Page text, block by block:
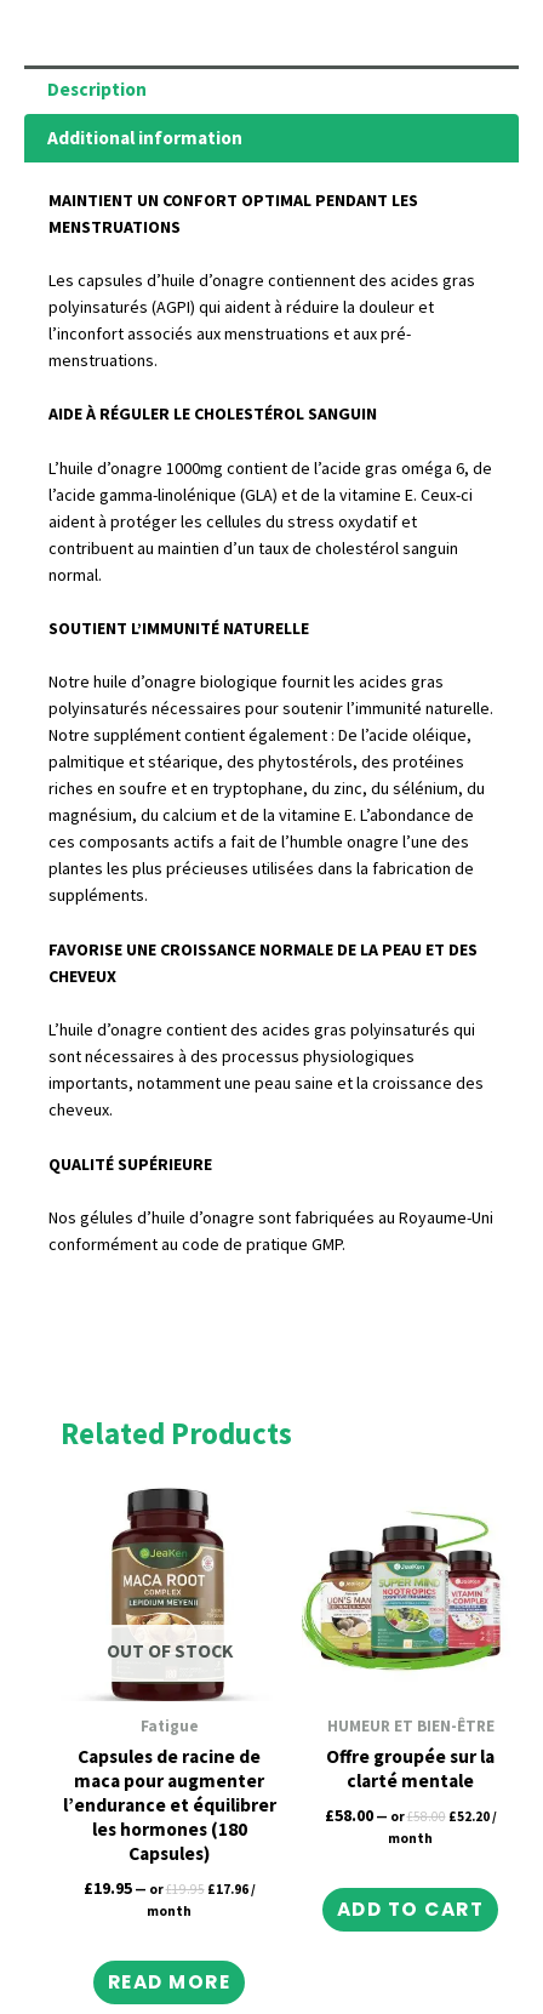
Related Products
OUT OF STOCK
Fatigue
Capsules de racine de
maca pour augmenter
l’endurance et équilibrer
les hormones (180
Capsules)
£19.95 — or£19.95
Original
price
was:
£19.95.
£17.96 /
month
READ MORE
HUMEUR ET BIEN-ÊTRE
Offre groupée sur la
clarté mentale
£58.00 — or£58.00
was:
£58.00.
£52.20
is:
/
month
ADD TO CART
Description
Additional information
MAINTIENT UN CONFORT OPTIMAL PENDANT LES
MENSTRUATIONS
Les capsules d’huile d’onagre contiennent des acides gras
polyinsaturés (AGPI) qui aident à réduire la douleur et
l’inconfort associés aux menstruations et aux pré-
menstruations.
AIDE À RÉGULER LE CHOLESTÉROL SANGUIN
L’huile d’onagre 1000mg contient de l’acide gras oméga 6, de
l’acide gamma-linolénique (GLA) et de la vitamine E. Ceux-ci
aident à protéger les cellules du stress oxydatif et
contribuent au maintien d’un taux de cholestérol sanguin
normal.
SOUTIENT L’IMMUNITÉ NATURELLE
Notre huile d’onagre biologique fournit les acides gras
polyinsaturés nécessaires pour soutenir l’immunité naturelle.
Notre supplément contient également : De l’acide oléique,
palmitique et stéarique, des phytostérols, des protéines
riches en soufre et en tryptophane, du zinc, du sélénium, du
magnésium, du calcium et de la vitamine E. L’abondance de
ces composants actifs a fait de l’humble onagre l’une des
plantes les plus précieuses utilisées dans la fabrication de
suppléments.
FAVORISE UNE CROISSANCE NORMALE DE LA PEAU ET DES
CHEVEUX
L’huile d’onagre contient des acides gras polyinsaturés qui
sont nécessaires à des processus physiologiques
importants, notamment une peau saine et la croissance des
cheveux.
QUALITÉ SUPÉRIEURE
Nos gélules d’huile d’onagre sont fabriquées au Royaume-Uni
conformément au code de pratique GMP.